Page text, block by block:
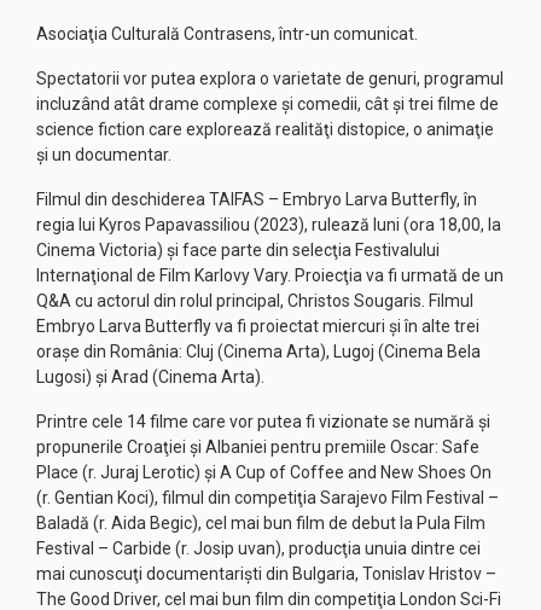
Asociaţia Culturală Contrasens, într-un comunicat.
Spectatorii vor putea explora o varietate de genuri, programul
incluzând atât drame complexe şi comedii, cât şi trei filme de
science fiction care explorează realităţi distopice, o animaţie
şi un documentar.
Filmul din deschiderea TAIFAS – Embryo Larva Butterfly, în
regia lui Kyros Papavassiliou (2023), rulează luni (ora 18,00, la
Cinema Victoria) şi face parte din selecţia Festivalului
Internaţional de Film Karlovy Vary. Proiecţia va fi urmată de un
Q&A cu actorul din rolul principal, Christos Sougaris. Filmul
Embryo Larva Butterfly va fi proiectat miercuri şi în alte trei
oraşe din România: Cluj (Cinema Arta), Lugoj (Cinema Bela
Lugosi) şi Arad (Cinema Arta).
Printre cele 14 filme care vor putea fi vizionate se numără şi
propunerile Croaţiei şi Albaniei pentru premiile Oscar: Safe
Place (r. Juraj Lerotic) şi A Cup of Coffee and New Shoes On
(r. Gentian Koci), filmul din competiţia Sarajevo Film Festival –
Baladă (r. Aida Begic), cel mai bun film de debut la Pula Film
Festival – Carbide (r. Josip uvan), producţia unuia dintre cei
mai cunoscuţi documentarişti din Bulgaria, Tonislav Hristov –
The Good Driver, cel mai bun film din competiţia London Sci-Fi